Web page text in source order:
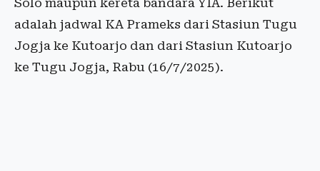
Solo maupun kereta bandara YIA. Berikut
adalah jadwal KA Prameks dari Stasiun Tugu
Jogja ke Kutoarjo dan dari Stasiun Kutoarjo
ke Tugu Jogja, Rabu (16/7/2025).